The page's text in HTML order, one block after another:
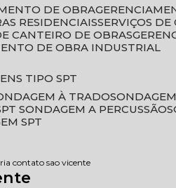
DE OBRA
RESIDENCIAIS SERVIÇOS
CANTEIRO DE OBRAS
DE OBRA INDUSTRIAL
TIPO SPT
À TRADO
SPT SONDAGEM A PERCUSSÃO
SPT
contato sao vicente